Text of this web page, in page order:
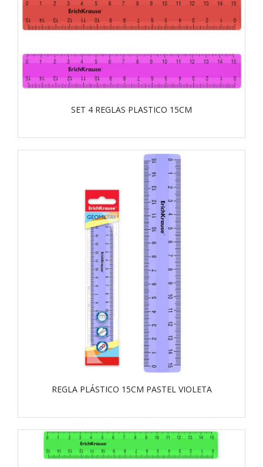
SET 4 REGLAS PLASTICO 15CM
REGLA PLÁSTICO 15CM PASTEL VIOLETA